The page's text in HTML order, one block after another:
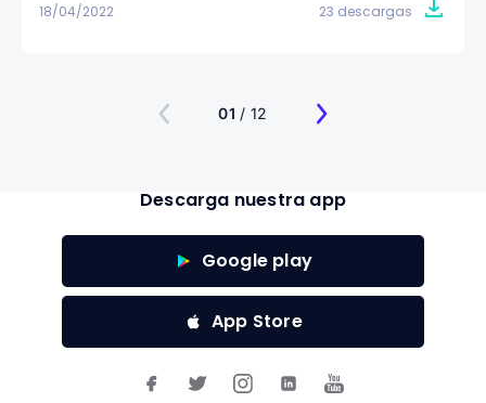
18/04/2022 23 descargas
01 / 12
Descarga nuestra app
Google play
App Store